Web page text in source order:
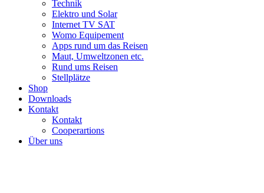
Technik
Elektro und Solar
Internet TV SAT
Womo Equipement
Apps rund um das Reisen
Maut, Umweltzonen etc.
Rund ums Reisen
Stellplätze
Shop
Downloads
Kontakt
Kontakt
Cooperartions
Über uns